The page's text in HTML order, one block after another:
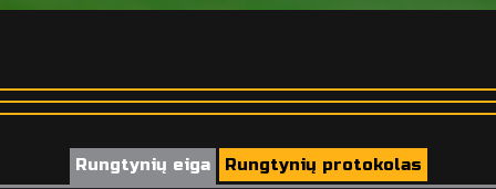
Rungtynių eiga Rungtynių protokolas